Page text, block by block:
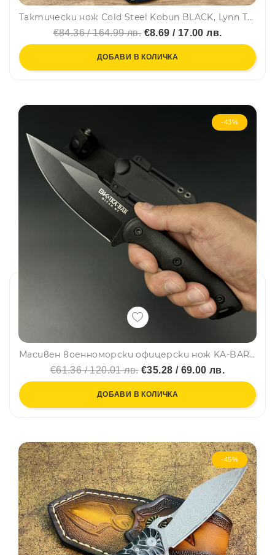
Тактически нож Cold Steel Kobun BLACK, Lynn Thompson CS-17TAA, BOWIE, тактическа кания и кутия
€84.36 / 164.99 лв. €8.69 / 17.00 лв.
ДОБАВИ В КОЛИЧКА
-43%
Масивен военноморски офицерски нож KA-BAR BK-18 Gin, черно острие, подсилена дръжка
€61.36 / 120.01 лв.€35.28 / 69.00 лв.
ДОБАВИ В КОЛИЧКА
-45%